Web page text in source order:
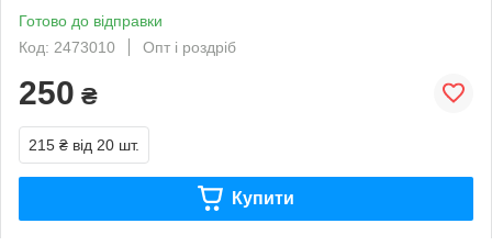
Готово до відправки
Код: 2473010
Опт і роздріб
250 ₴
215 ₴ від 20 шт.
Купити